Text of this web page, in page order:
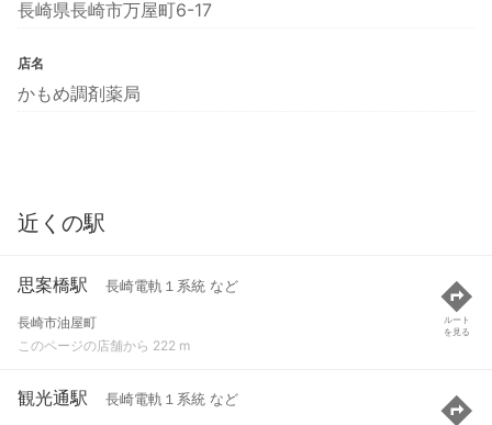
長崎県長崎市万屋町6-17
店名
かもめ調剤薬局
近くの駅
思案橋駅 長崎電軌１系統 など
長崎市油屋町
このページの店舗から 222 m
ルート
を見る
観光通駅 長崎電軌１系統 など